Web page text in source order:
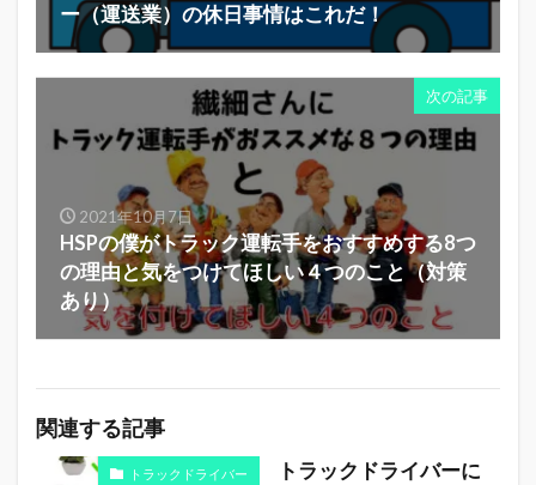
ー（運送業）の休日事情はこれだ！
次の記事
2021年10月7日
HSPの僕がトラック運転手をおすすめする8つ
の理由と気をつけてほしい４つのこと（対策
あり）
関連する記事
トラックドライバー
トラックドライバーに